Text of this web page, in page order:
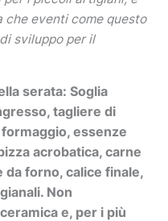
eventi come questo
sviluppo per il
serata: Soglia
tagliere di
essenze
acrobatica, carne
da forno, calice finale,
Non
e, per i più